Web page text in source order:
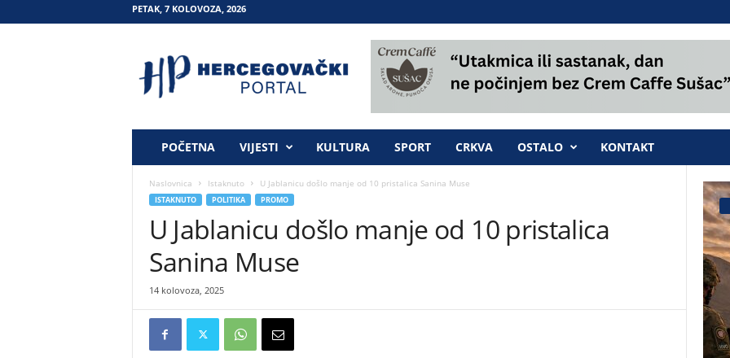
PETAK, 7 KOLOVOZA, 2026
a
POČETNA VIJESTI KULTURA SPORT CRKVA OSTALO KONTAKT
Naslovnica Istaknuto U Jablanicu došlo manje od 10 pristalica Sanina Muse
ISTAKNUTO POLITIKA PROMO
U Jablanicu došlo manje od 10 pristalica
Sanina Muse
14 kolovoza, 2025